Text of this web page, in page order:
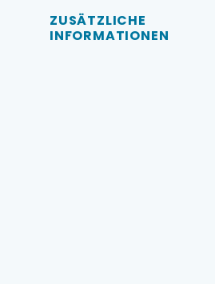
ZUSÄTZLICHE
INFORMATIONEN